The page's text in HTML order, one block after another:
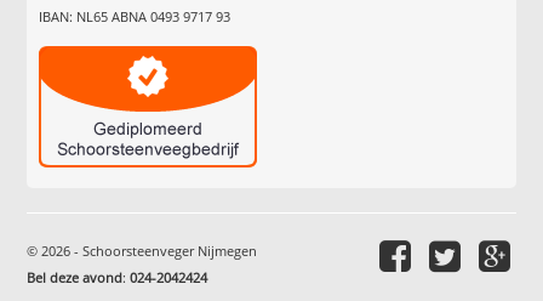
IBAN: NL65 ABNA 0493 9717 93
© 2026 - Schoorsteenveger Nijmegen
Bel deze avond:024-2042424